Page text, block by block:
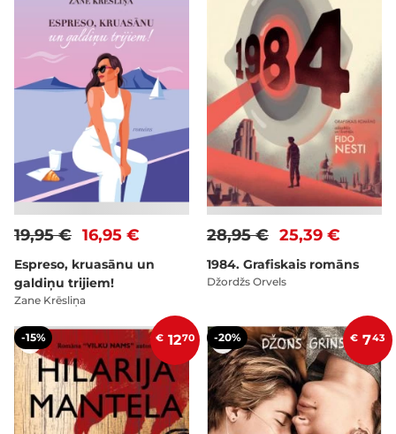
16,95 €
19,95 €
Espreso, kruasānu un
galdiņu trijiem!
Zane Krēsliņa
25,39 €
28,95 €
1984. Grafiskais romāns
Džordžs Orvels
-15% € 1270 -20% € 743